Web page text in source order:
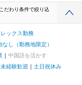
だわり条件で絞り込
レックス勤務
なし（勤務地限定）
中国語を活かす
経験歓迎
土日祝休み